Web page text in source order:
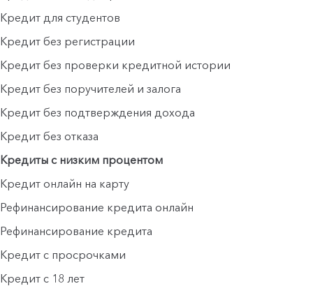
Кредит для студентов
Кредит без регистрации
Кредит без проверки кредитной истории
Кредит без поручителей и залога
Кредит без подтверждения дохода
Кредит без отказа
Кредиты с низким процентом
Кредит онлайн на карту
Рефинансирование кредита онлайн
Рефинансирование кредита
Кредит с просрочками
Кредит с 18 лет